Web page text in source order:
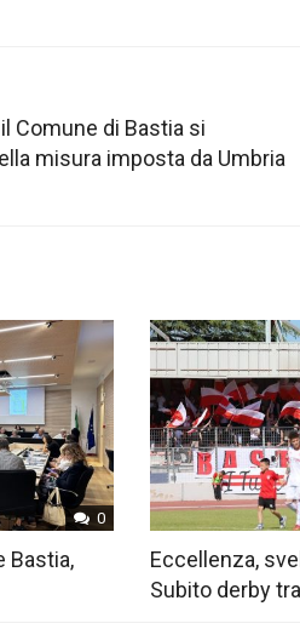
Comune di Bastia si
misura imposta da Umbria
0
Bastia,
Eccellenza,
Subito derby